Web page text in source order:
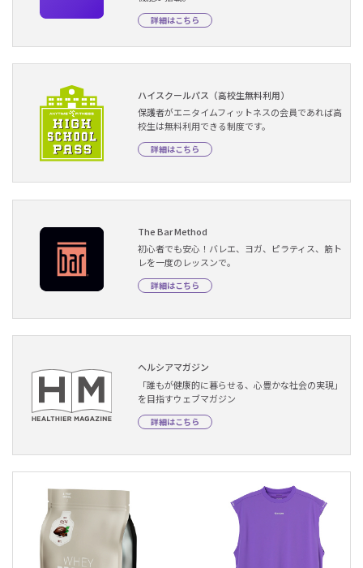
詳細はこちら
ハイスクールパス（高校生無料利用）
保護者がエニタイムフィットネスの会員であれば高
校生は無料利用できる制度です。
詳細はこちら
The Bar Method
初心者でも安心！バレエ、ヨガ、ピラティス、筋ト
レを一度のレッスンで。
詳細はこちら
ヘルシアマガジン
「誰もが健康的に暮らせる、心豊かな社会の実現」
を目指すウェブマガジン
詳細はこちら